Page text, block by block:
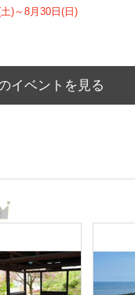
)～8月30日(日)
イベントを見る